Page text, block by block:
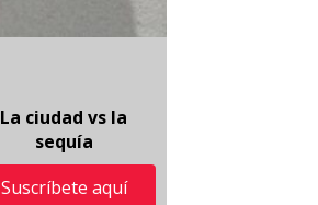
La ciudad vs la
sequía
Suscríbete aquí